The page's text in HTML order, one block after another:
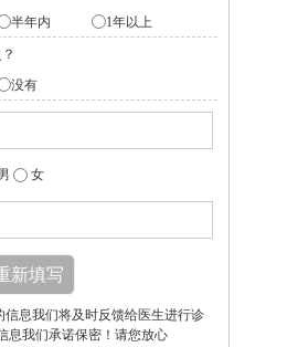
半年内 1年以上
没有
女
信息我们将及时反馈给医生进行诊
息我们承诺保密！请您放心